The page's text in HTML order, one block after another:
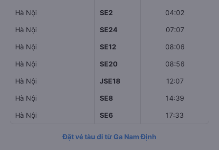
Hà Nội SE2 04:02
Hà Nội SE24 07:07
Hà Nội SE12 08:06
Hà Nội SE20 08:56
Hà Nội JSE18 12:07
Hà Nội SE8 14:39
Hà Nội SE6 17:33
Đặt vé tàu đi từ Ga Nam Định